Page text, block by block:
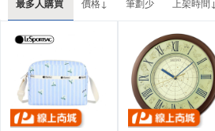
最多人購買 價格↓ 筆劃少 上架時間↓